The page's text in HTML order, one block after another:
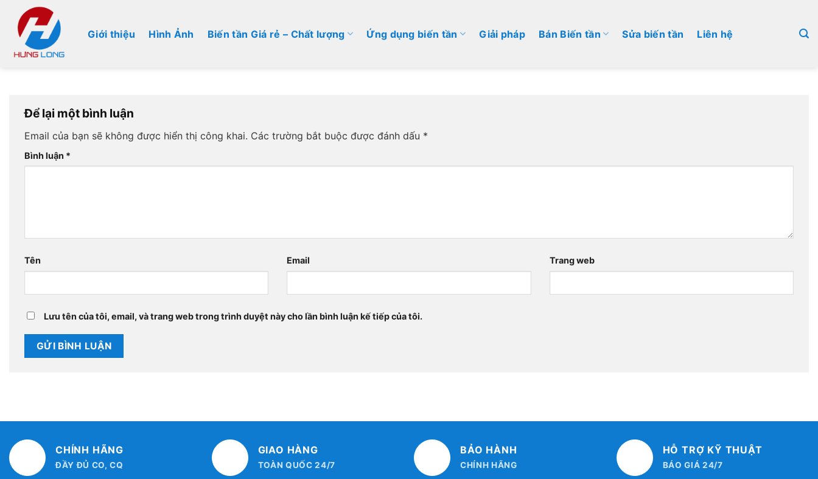
dung
Giới thiệu Hình Ảnh Biến tần Giá rẻ – Chất lượng Ứng dụng biến tần Giải pháp Bán Biến tần Sửa biến tần Liên hệ
Để lại một bình luận
Email của bạn sẽ không được hiển thị công khai. Các trường bắt buộc được đánh dấu *
Bình luận *
Tên Email Trang web
Lưu tên của tôi, email, và trang web trong trình duyệt này cho lần bình luận kế tiếp của tôi.
CHÍNH HÃNG
ĐẦY ĐỦ CO, CQ
GIAO HÀNG
TOÀN QUỐC 24/7
BẢO HÀNH
CHÍNH HÃNG
HỖ TRỢ KỸ THUẬT
BÁO GIÁ 24/7